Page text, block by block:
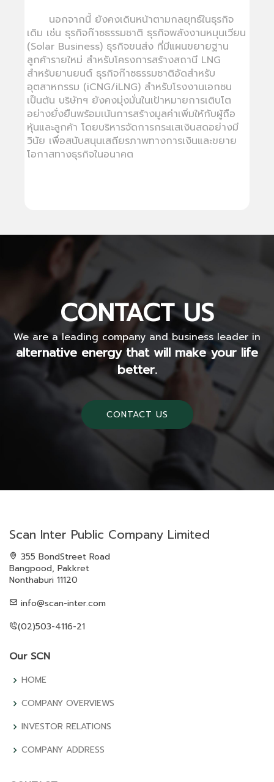
นอกจากนี้ ยังคงเดินหน้าตามกลยุทธ์ในธุรกิจ
เดิม เช่น ธุรกิจก๊าซธรรมชาติ ธุรกิจพลังงานหมุนเวียน
(Solar Business) ธุรกิจขนส่ง ที่มีแผนขยายฐาน
ลูกค้ารายใหม่ สำหรับโครงการสร้างสถานี LNG
สำหรับยานยนต์ ธุรกิจก๊าซธรรมชาติอัดสำหรับ
อุตสาหกรรม (iCNG/iLNG) สำหรับโรงงานเอกชน
เป็นต้น บริษัทฯ ยังคงมุ่งมั่นในเป้าหมายการเติบโต
อย่างยั่งยืนพร้อมเน้นการสร้างมูลค่าเพิ่มให้กับผู้ถือ
หุ้นและลูกค้า โดยบริหารจัดการกระแสเงินสดอย่างมี
วินัย เพื่อสนับสนุนเสถียรภาพทางการเงินและขยาย
โอกาสทางธุรกิจในอนาคต
CONTACT US
We are a leading company and business leader in
alternative energy that will make your life
better.
CONTACT US
Scan Inter Public Company Limited
355 BondStreet Road
Bangpood, Pakkret
Nonthaburi 11120
info@scan-inter.com
(02)503-4116-21
Our SCN
HOME
COMPANY OVERVIEWS
INVESTOR RELATIONS
COMPANY ADDRESS